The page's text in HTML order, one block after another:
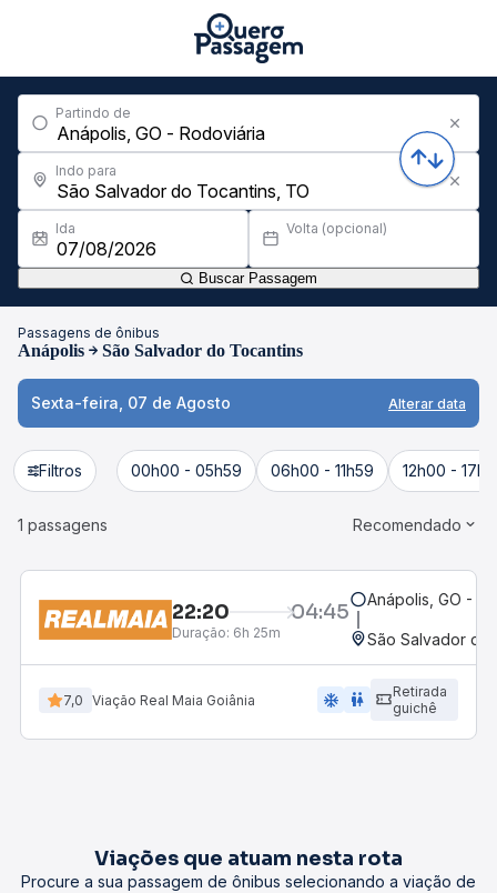
Partindo de
Indo para
Ida Volta (opcional)
Buscar Passagem
Passagens de ônibus
Anápolis São Salvador do Tocantins
Sexta-feira, 07 de Agosto Alterar data
Filtros 00h00 - 05h59 06h00 - 11h59 12h00 -
1 passagens Recomendado
22:20 04:45
Duração: 6h 25m
Anápolis, GO -
São Salvador do
7,0 Viação Real Maia Goiânia ac_unit wc
Retirada
guichê
Viações que atuam nesta rota
Procure a sua passagem de ônibus selecionando a viação de